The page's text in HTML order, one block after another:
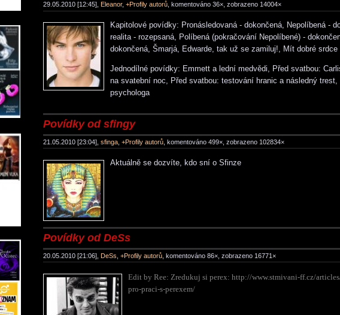
29.05.2010 [12:45], Eleanor, +Profily autorů , komentováno 36×, zobrazeno 14004×
Kapitolové povídky: Pronásledovaná - dokončená, Nepolíbená -
realita - rozepsaná, Políbená (pokračování Nepolíbené) -
dokončená, Šmarjá, Edwarde, tak už se zamiluj!, Mít dobré
Jednodílné povídky: Emmett a lední medvědi, Před svatbou:
na svatební noc, Před svatbou: testování hranic a následný trest,
psychologa
Povídky od sfingy
21.05.2010 [23:04], sfinga +Profily autorů , komentováno 499×, zobrazeno 102834×
Aktuálně se dozvíte, kdo sní o Sfinze
Povídky od DeSs
20.05.2010 [21:06], DeSs +Profily autorů , komentováno 86×, zobrazeno 16771×
Edit by Ree: Zredukuj si perex: http://www.stmivani-ff.cz/
pro-praci-s-perexem/